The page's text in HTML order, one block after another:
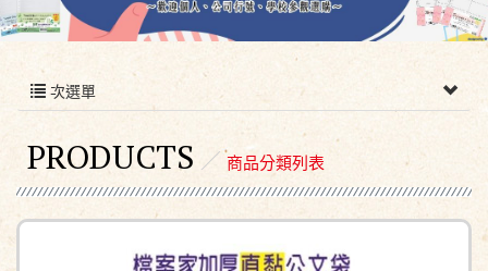
次選單
PRODUCTS 商品分類列表